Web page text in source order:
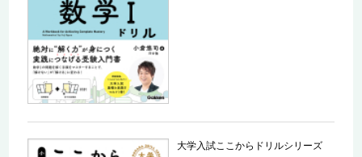
大学入試ここからドリルシリーズ